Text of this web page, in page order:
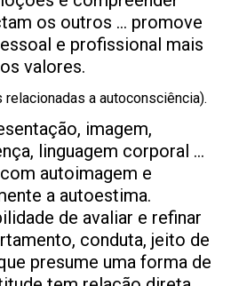
os outros … promove
e profissional mais
valores.
a autoconsciência).
imagem,
linguagem corporal …
autoimagem e
a autoestima.
de avaliar e refinar
conduta, jeito de
presume uma forma de